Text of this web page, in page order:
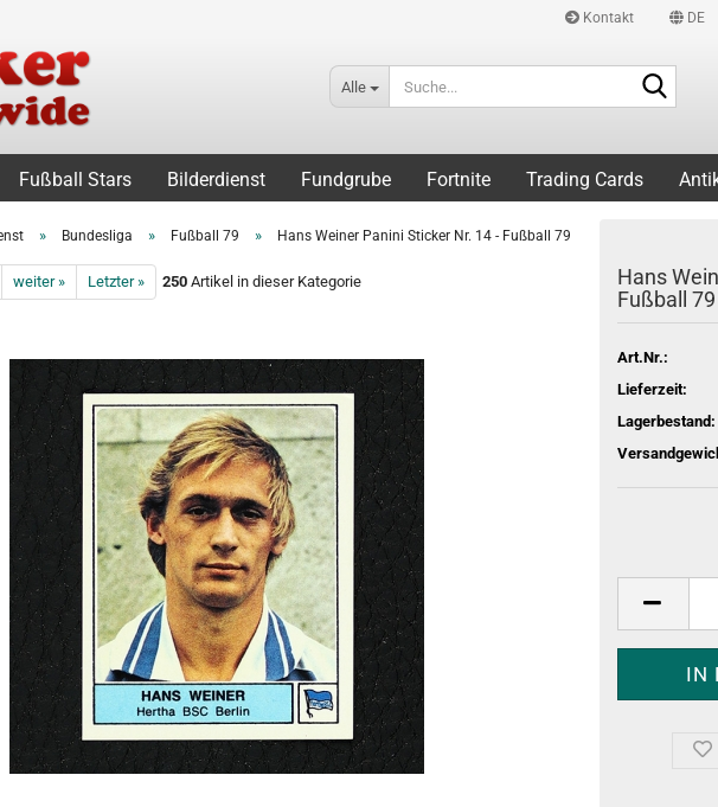
Kontakt DE
Alle
Fußball Stars Bilderdienst Fundgrube Fortnite Trading Cards
» Bundesliga » Fußball 79 » Hans Weiner Panini Sticker Nr. 14 - Fußball 79
weiter » Letzter » 250 Artikel in dieser Kategorie
Hans
Fußball 79
Art.Nr.:
Lieferzeit:
Lagerbestand: